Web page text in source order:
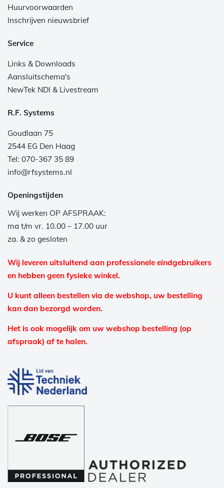
Huurvoorwaarden
Inschrijven nieuwsbrief
Service
Links & Downloads
Aansluitschema's
NewTek NDI & Livestream
R.F. Systems
Goudlaan 75
2544 EG Den Haag
Tel: 070-367 35 89
info@rfsystems.nl
Openingstijden
Wij werken OP AFSPRAAK:
ma t/m vr. 10.00 – 17.00 uur
za. & zo gesloten
Wij leveren uitsluitend aan professionele eindgebruikers
en hebben geen fysieke winkel.
U kunt alleen bestellen via de webshop, uw bestelling
kan dan bezorgd worden.
Het is ook mogelijk om uw webshop bestelling (op
afspraak) af te halen.